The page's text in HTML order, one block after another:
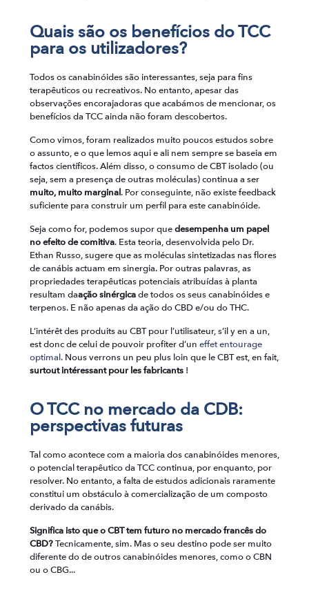
Quais são os benefícios do TCC
para os utilizadores?
Todos os canabinóides são interessantes, seja para fins
terapêuticos ou recreativos. No entanto, apesar das
observações encorajadoras que acabámos de mencionar, os
benefícios da TCC ainda não foram descobertos.
Como vimos, foram realizados muito poucos estudos sobre
o assunto, e o que lemos aqui e ali nem sempre se baseia em
factos científicos. Além disso, o consumo de CBT isolado (ou
seja, sem a presença de outras moléculas) continua a ser
muito, muito marginal. Por conseguinte, não existe feedback
suficiente para construir um perfil para este canabinóide.
Seja como for, podemos supor quedesempenha um papel
no efeito de comitiva. Esta teoria, desenvolvida pelo Dr.
Ethan Russo, sugere que as moléculas sintetizadas nas flores
de canábis actuam em sinergia. Por outras palavras, as
propriedades terapêuticas potenciais atribuídas à planta
resultam daação sinérgicade todos os seus canabinóides e
terpenos. E não apenas da ação do CBD e/ou do THC.
L’intérêt des produits au CBT pour l’utilisateur, s’il y en a un,
est donc de celui de pouvoir profiter d’un effet entourage
optimal. Nous verrons un peu plus loin que le CBT est, en fait,
surtout intéressant pour les fabricants !
O TCC no mercado da CDB:
perspectivas futuras
Tal como acontece com a maioria dos canabinóides menores,
o potencial terapêutico da TCC continua, por enquanto, por
resolver. No entanto, a falta de estudos adicionais raramente
constitui um obstáculo à comercialização de um composto
derivado da canábis.
Significa isto que o CBT tem futuro no mercado francês do
CBD?Tecnicamente, sim. Mas o seu destino pode ser muito
diferente do de outros canabinóides menores, como o CBN
ou o CBG...